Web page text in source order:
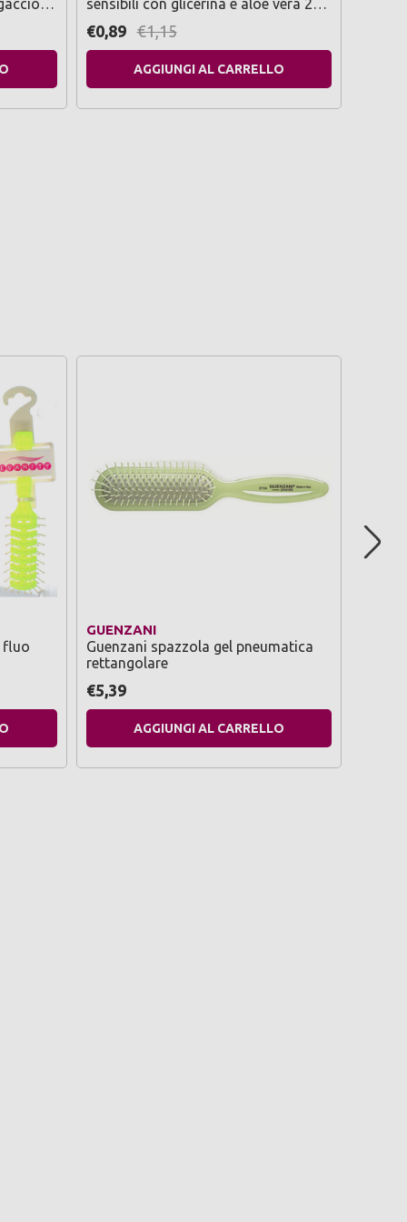
sensibili con glicerina e aloe vera 20
€0,89 €1,15
AGGIUNGI AL CARRELLO
fluo
GUENZANI
Guenzani spazzola gel pneumatica
rettangolare
€5,39
AGGIUNGI AL CARRELLO